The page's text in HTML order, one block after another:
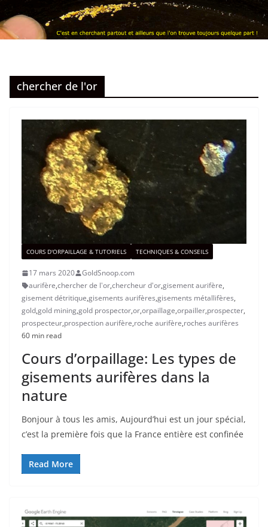
chercher de l'or
COURS D'ORPAILLAGE & TUTORIELS TECHNIQUES & CONSEILS
17 mars 2020
GoldSnoop.com
aurifère,chercher de l'or,chercheur d'or,gisement aurifère,
gisement détritique,gisements aurifères,gisements métallifères,
gold,gold mining,gold prospector,or,orpaillage,orpailler,prospecter,
prospecteur,prospection aurifère,roche aurifère,roches aurifères
60 min read
Cours d’orpaillage: Les types de
gisements aurifères dans la
nature
Bonjour à tous les amis, Aujourd’hui est un jour spécial,
c’est la première fois que la France entière est confinée
Read More